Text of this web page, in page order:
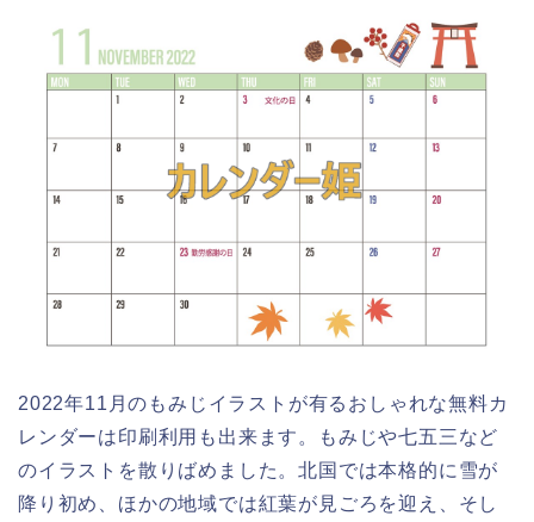
2022年11月のもみじイラストが有るおしゃれな無料カ
レンダーは印刷利用も出来ます。もみじや七五三など
のイラストを散りばめました。北国では本格的に雪が
降り初め、ほかの地域では紅葉が見ごろを迎え、そし